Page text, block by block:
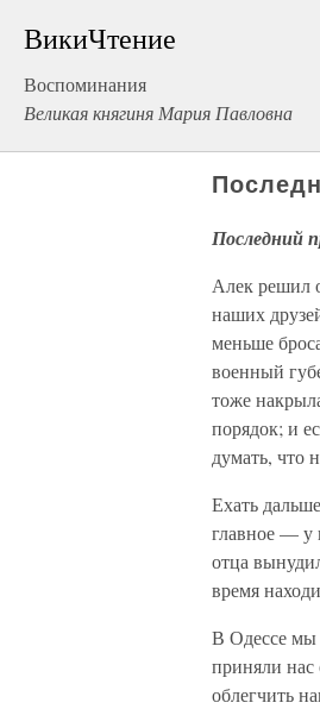
ВикиЧтение
Воспоминания
Великая княгиня Мария Павловна
Последний
Алек решил
наших
меньше
военный
тоже
порядок; и
думать, что
Ехать
главное — у
отца
время
В Одессе мы
приняли нас
облегчить